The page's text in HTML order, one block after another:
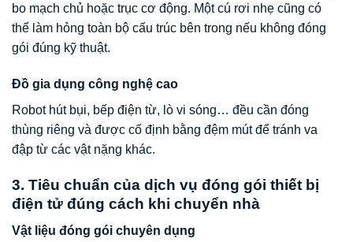
bo mạch chủ hoặc trục cơ động. Một cú rơi nhẹ cũng có
thể làm hỏng toàn bộ cấu trúc bên trong nếu không đóng
gói đúng kỹ thuật.
Đồ gia dụng công nghệ cao
Robot hút bụi, bếp điện từ, lò vi sóng… đều cần đóng
thùng riêng và được cố định bằng đệm mút để tránh va
đập từ các vật nặng khác.
3. Tiêu chuẩn của dịch vụ đóng gói thiết bị
điện tử đúng cách khi chuyển nhà
Vật liệu đóng gói chuyên dụng